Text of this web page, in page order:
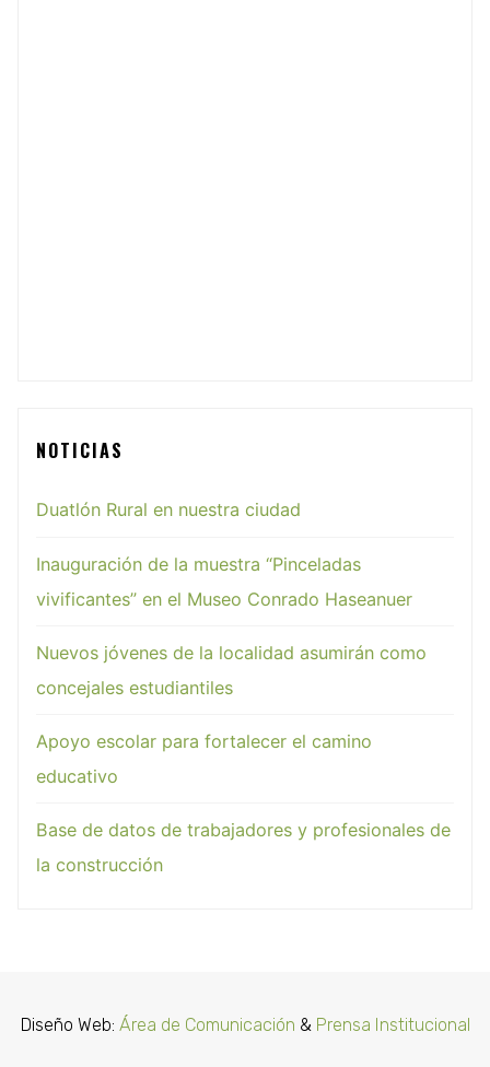
NOTICIAS
Duatlón Rural en nuestra ciudad
Inauguración de la muestra “Pinceladas
vivificantes” en el Museo Conrado Haseanuer
Nuevos jóvenes de la localidad asumirán como
concejales estudiantiles
Apoyo escolar para fortalecer el camino
educativo
Base de datos de trabajadores y profesionales de
la construcción
Diseño Web: Área de Comunicación & Prensa Institucional